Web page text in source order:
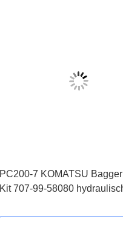
PC200-7 KOMATSU Bagger
Kit 707-99-58080